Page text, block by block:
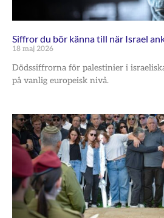
Siffror du bör känna till när Israel
18 maj 2026
Dödssiffrorna för palestinier i
på vanlig europeisk nivå.